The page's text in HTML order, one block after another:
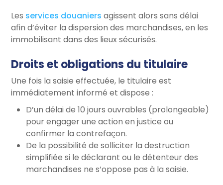
Les services douaniers agissent alors sans délai
afin d’éviter la dispersion des marchandises, en les
immobilisant dans des lieux sécurisés.
Droits et obligations du titulaire
Une fois la saisie effectuée, le titulaire est
immédiatement informé et dispose :
D’un délai de 10 jours ouvrables (prolongeable)
pour engager une action en justice ou
confirmer la contrefaçon.
De la possibilité de solliciter la destruction
simplifiée si le déclarant ou le détenteur des
marchandises ne s’oppose pas à la saisie.